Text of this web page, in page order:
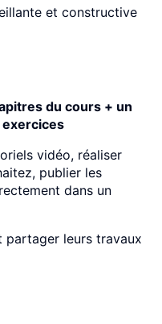
et constructive
du cours + un
vidéo, réaliser
publier les
dans un
partager leurs travaux